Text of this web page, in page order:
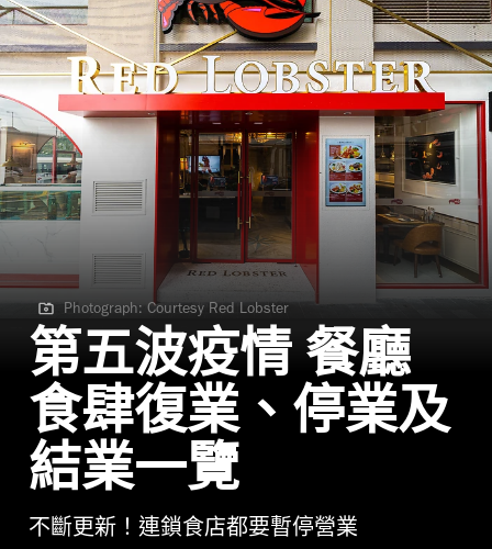
Photograph: Courtesy Red Lobster
Photograph: Courtesy Red Lobster
第五波疫情 餐廳
食肆復業、停業及
結業一覽
不斷更新！連鎖食店都要暫停營業